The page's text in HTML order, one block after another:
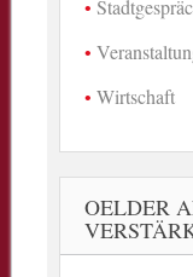
Wirtschaft
OELDER